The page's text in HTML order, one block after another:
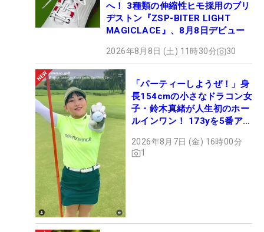
へ！ 3種類の伸縮性ヒモ採用のブリ
ヂストン『ZSP-BITER LIGHT
MAGICLACE』、8月8日デビュー
2026年8月8日 (土) 11時30分 30
「パーティーしようぜ！」身
長154cmの小さなドラコン女
子・鈴木真緒が人生初のホー
ルインワン！ 173yを5番アイ
2026年8月7日 (金) 16時00分
1